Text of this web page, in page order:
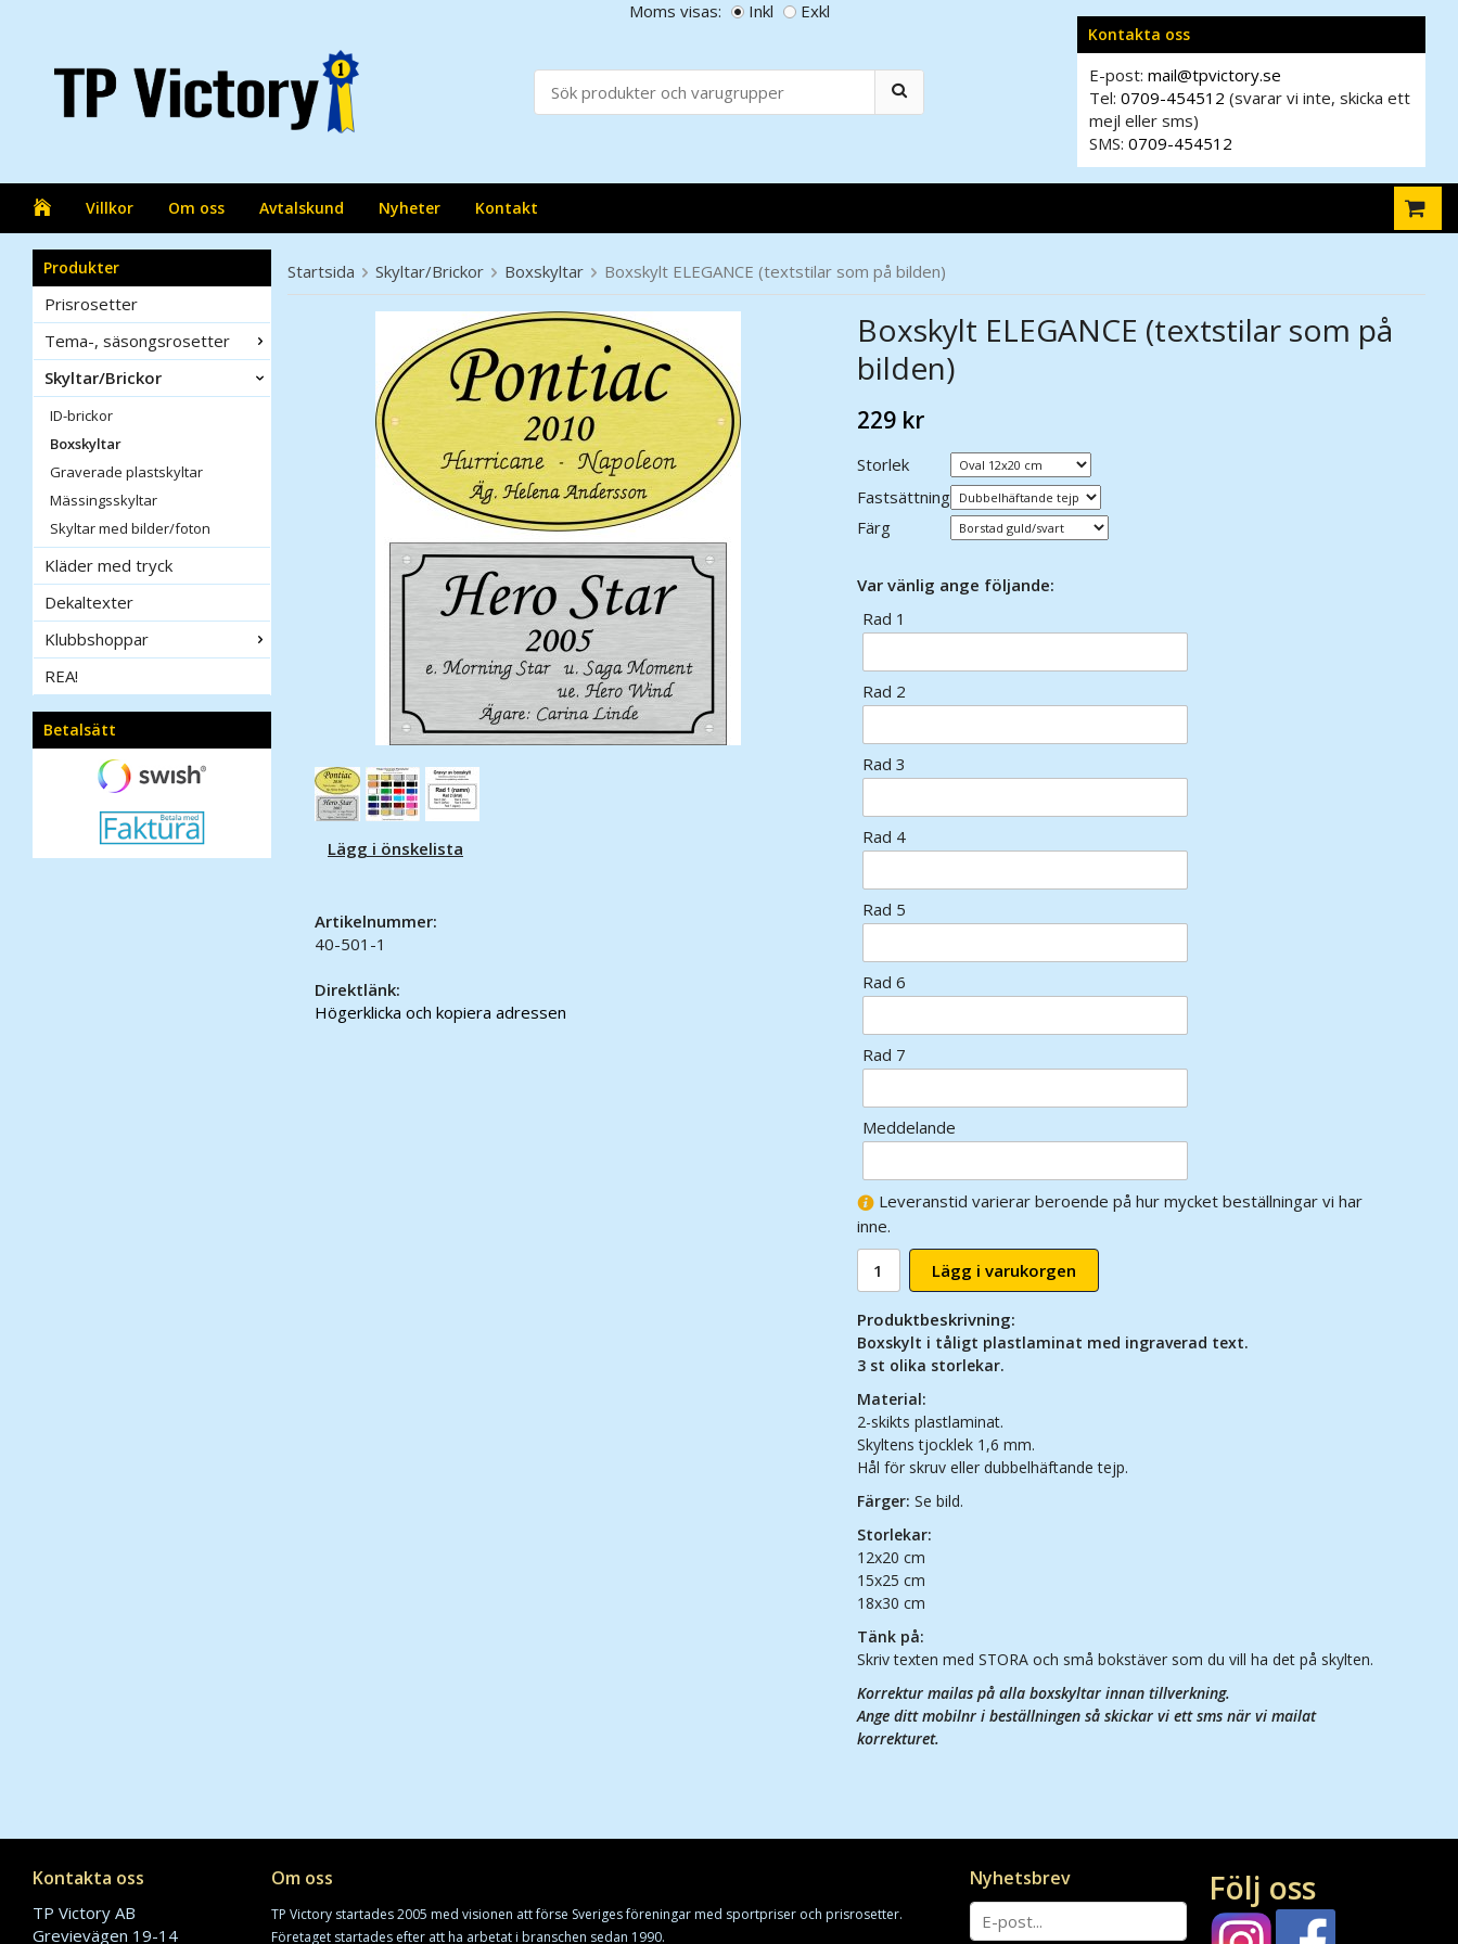
Kontakta oss
E-post: mail@tpvictory.se
Tel: 0709-454512 (svarar vi inte, skicka ett
mejl eller sms)
SMS: 0709-454512
Moms visas: Inkl Exkl
Villkor Om oss Avtalskund Nyheter Kontakt
Produkter
Prisrosetter
Tema-, säsongsrosetter
Skyltar/Brickor
ID-brickor
Boxskyltar
Graverade plastskyltar
Mässingsskyltar
Skyltar med bilder/foton
Kläder med tryck
Dekaltexter
Klubbshoppar
REA!
Betalsätt
Startsida Skyltar/Brickor Boxskyltar Boxskylt ELEGANCE (textstilar som på bilden)
Boxskylt ELEGANCE (textstilar som på
bilden)
229 kr
Storlek
Fastsättning
Färg
Var vänlig ange följande:
Rad 1
Rad 2
Rad 3
Rad 4
Rad 5
Rad 6
Rad 7
Meddelande
Leveranstid varierar beroende på hur mycket beställningar vi har
inne.
Lägg i varukorgen
Produktbeskrivning:
Boxskylt i tåligt plastlaminat med ingraverad text.
3 st olika storlekar.
Material:
2-skikts plastlaminat.
Skyltens tjocklek 1,6 mm.
Hål för skruv eller dubbelhäftande tejp.
Färger: Se bild.
Storlekar:
12x20 cm
15x25 cm
18x30 cm
Tänk på:
Skriv texten med STORA och små bokstäver som du vill ha det på skylten.
Korrektur mailas på alla boxskyltar innan tillverkning.
Ange ditt mobilnr i beställningen så skickar vi ett sms när vi mailat
korrekturet.
Lägg i önskelista
Artikelnummer:
40-501-1
Direktlänk:
Högerklicka och kopiera adressen
Kontakta oss
TP Victory AB
Grevievägen 19-14
Följ oss
Nyhetsbrev
Om oss
TP Victory startades 2005 med visionen att förse Sveriges föreningar med sportpriser och prisrosetter.
Företaget startades efter att ha arbetat i branschen sedan 1990.